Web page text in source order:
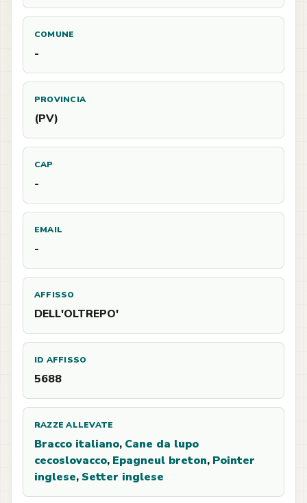
COMUNE
-
PROVINCIA
(PV)
CAP
-
EMAIL
-
AFFISSO
DELL'OLTREPO'
ID AFFISSO
5688
RAZZE ALLEVATE
Bracco italiano, Cane da lupo
cecoslovacco, Epagneul breton, Pointer
inglese, Setter inglese